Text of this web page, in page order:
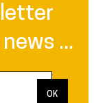
...